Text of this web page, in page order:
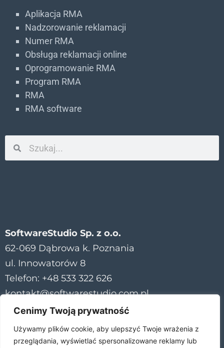
Cenimy Twoją prywatność
Używamy plików cookie, aby ulepszyć Twoje wrażenia z
przeglądania, wyświetlać spersonalizowane reklamy lub
Aplikacja RMA
Nadzorowanie reklamacji
Numer RMA
Obsługa reklamacji online
Oprogramowanie RMA
Program RMA
RMA
RMA software
SoftwareStudio Sp. z o.o.
62-069 Dąbrowa k. Poznania
ul. Innowatorów 8
Telefon: +48 533 322 626
kontakt@softwarestudio.com.pl